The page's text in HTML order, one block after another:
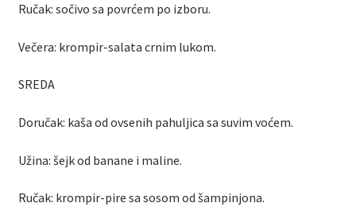
Ručak: sočivo sa povrćem po izboru.
Večera: krompir-salata crnim lukom.
SREDA
Doručak: kaša od ovsenih pahuljica sa suvim voćem.
Užina: šejk od banane i maline.
Ručak: krompir-pire sa sosom od šampinjona.